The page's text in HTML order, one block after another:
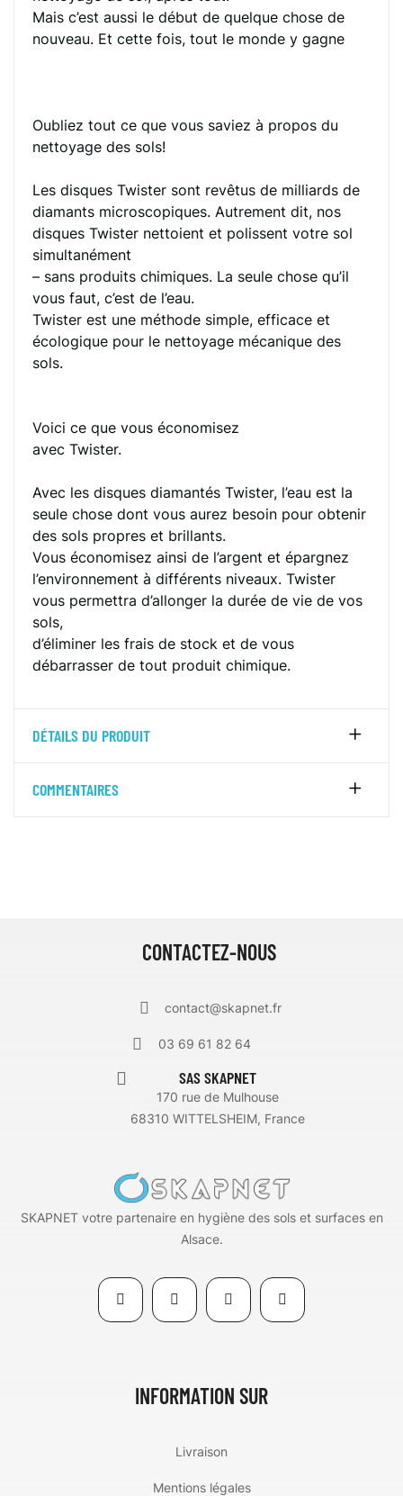
Mais c’est aussi le début de quelque chose de
nouveau. Et cette fois, tout le monde y gagne
Oubliez tout ce que vous saviez à propos du
nettoyage des sols!
Les disques Twister sont revêtus de milliards de
diamants microscopiques. Autrement dit, nos
disques Twister nettoient et polissent votre sol
simultanément
– sans produits chimiques. La seule chose qu’il
vous faut, c’est de l’eau.
Twister est une méthode simple, efficace et
écologique pour le nettoyage mécanique des
sols.
Voici ce que vous économisez
avec Twister.
Avec les disques diamantés Twister, l’eau est la
seule chose dont vous aurez besoin pour obtenir
des sols propres et brillants.
Vous économisez ainsi de l’argent et épargnez
l’environnement à différents niveaux. Twister
vous permettra d’allonger la durée de vie de vos
sols,
d’éliminer les frais de stock et de vous
débarrasser de tout produit chimique.
DÉTAILS DU PRODUIT
COMMENTAIRES
CONTACTEZ-NOUS
contact@skapnet.fr
03 69 61 82 64
SAS SKAPNET
170 rue de Mulhouse
68310 WITTELSHEIM, France
SKAPNET votre partenaire en hygiène des sols et surfaces en
Alsace.
INFORMATION SUR
Livraison
Mentions légales